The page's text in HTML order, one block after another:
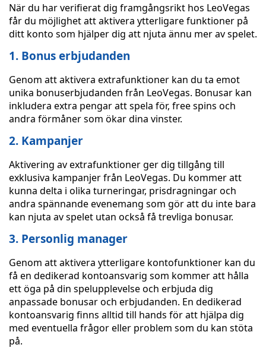
När du har verifierat dig framgångsrikt hos LeoVegas
får du möjlighet att aktivera ytterligare funktioner på
ditt konto som hjälper dig att njuta ännu mer av spelet.
1. Bonus erbjudanden
Genom att aktivera extrafunktioner kan du ta emot
unika bonuserbjudanden från LeoVegas. Bonusar kan
inkludera extra pengar att spela för, free spins och
andra förmåner som ökar dina vinster.
2. Kampanjer
Aktivering av extrafunktioner ger dig tillgång till
exklusiva kampanjer från LeoVegas. Du kommer att
kunna delta i olika turneringar, prisdragningar och
andra spännande evenemang som gör att du inte bara
kan njuta av spelet utan också få trevliga bonusar.
3. Personlig manager
Genom att aktivera ytterligare kontofunktioner kan du
få en dedikerad kontoansvarig som kommer att hålla
ett öga på din spelupplevelse och erbjuda dig
anpassade bonusar och erbjudanden. En dedikerad
kontoansvarig finns alltid till hands för att hjälpa dig
med eventuella frågor eller problem som du kan stöta
på.